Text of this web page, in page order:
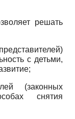
решать
с детьми,
(законных
снятия